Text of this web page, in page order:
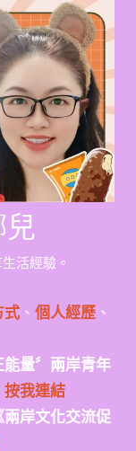
活經驗。
式、 個人經歷、
量〞兩岸青年
按我連結
兩岸文化交流促